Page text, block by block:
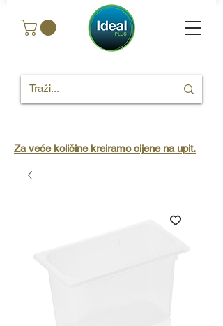
Za veće količine kreiramo cijene na upit.